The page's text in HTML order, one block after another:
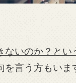
ないのか？と
を言う方もいま